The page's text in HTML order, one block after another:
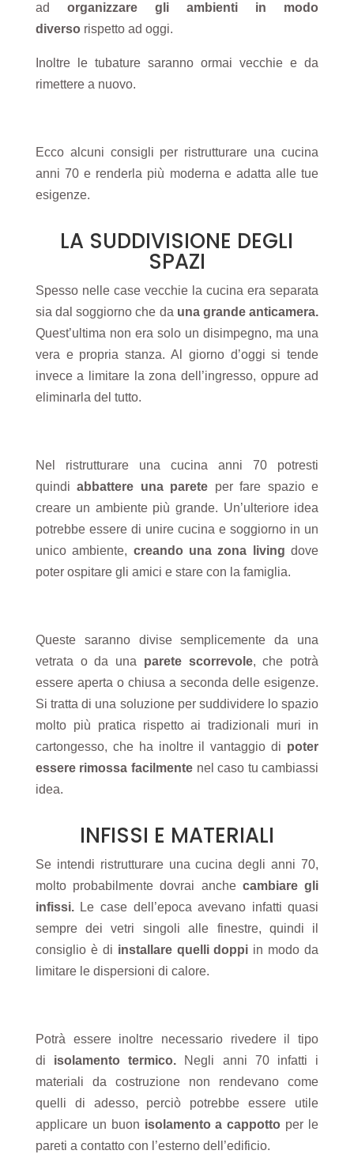
ad organizzare gli ambienti in modo
diverso rispetto ad oggi.
noltre le tubature sarannoormaivecchie e da
rimettere a nuovo.
Ecco alcuni consigli per ristrutturare una cucina
anni 70 e renderla più moderna e adatta alle tue
esigenze.
LA SUDDIVISIONE DEGLI
SPAZI
Spesso nelle case vecchie la cucina era separata
sia dal soggiorno che da una grande anticamera.
Quest’ultima non era solo un disimpegno, ma una
vera e propria stanza. Al giorno d’oggi si tende
invece a limitare la zona dell’ingresso, oppuread
eliminarla del tutto.
Nel ristrutturare una cucina anni 70 potresti
quindiabbattere una parete per fare spazio e
creare un ambiente più grande. Un’ulteriore idea
potrebbe essere di unire cucina e soggiorno in un
unico ambiente, creando una zona living dove
poter ospitare gli amici e stare con la famiglia.
Queste saranno divise semplicemente da una
vetrata o da una parete scorrevole, che potrà
essere aperta o chiusa a seconda delle esigenze.
Si tratta di una soluzione per suddividere lo spazio
molto più pratica rispetto ai tradizionali muri in
cartongesso, che ha inoltre il vantaggiodi poter
essere rimossa facilmentenel caso tu cambiassi
idea.
INFISSI E MATERIALI
Se intendi ristrutturare una cucinadegli anni 70,
molto probabilmente dovrai anche cambiare gli
infissi. Le case dell’epoca avevano infatti quasi
sempre dei vetri singoli alle finestre, quindi il
consiglio è di installare quelli doppi in modo da
limitare le dispersioni di calore.
Potrà essere inoltre necessario rivedere il tipo
di isolamento termico. Negli anni 70 infatti i
materiali da costruzione non rendevano come
quelli di adesso, perciò potrebbe essere utile
applicare un buon isolamento a cappotto per le
pareti a contatto con l’esterno dell’edificio.